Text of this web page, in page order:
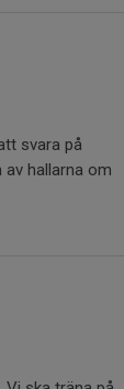
svara på
av hallarna om